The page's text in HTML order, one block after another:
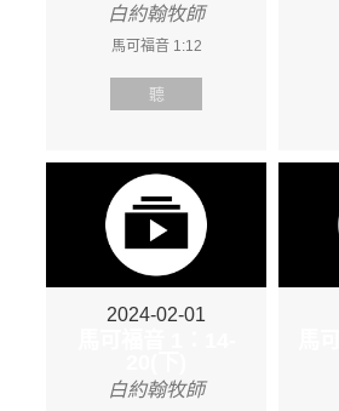
白約翰牧師
馬可福音 1:12
聽
2024-02-01
白約翰牧師